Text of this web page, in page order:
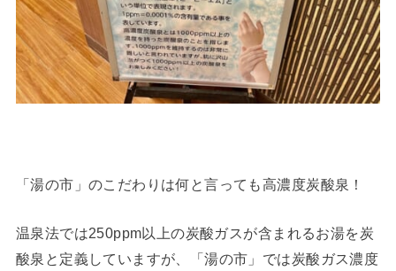
「湯の市」のこだわりは何と言っても高濃度炭酸泉！
温泉法では250ppm以上の炭酸ガスが含まれるお湯を炭
酸泉と定義していますが、「湯の市」では炭酸ガス濃度